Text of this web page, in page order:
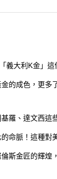
義大利K金」
的成色，更多
羅、達文西這
命脈！這種對
斯金匠的輝煌